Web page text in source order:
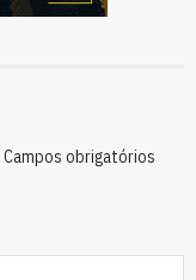
Campos obrigatórios